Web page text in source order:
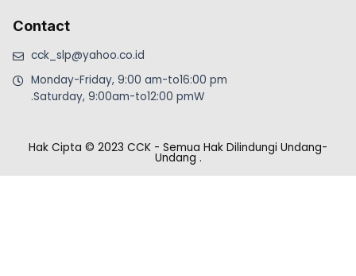
Contact
cck_slp@yahoo.co.id
Monday-Friday, 9:00 am-to16:00 pm
.Saturday, 9:00am-to12:00 pmW
Hak Cipta © 2023 CCK - Semua Hak Dilindungi Undang-
Undang .